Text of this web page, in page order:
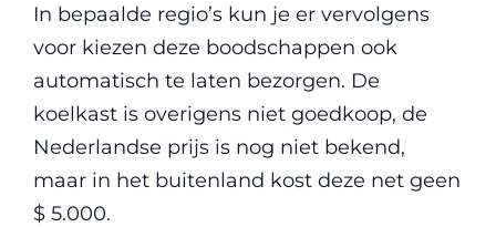
In bepaalde regio’s kun je er vervolgens
voor kiezen deze boodschappen ook
automatisch te laten bezorgen. De
koelkast is overigens niet goedkoop, de
Nederlandse prijs is nog niet bekend,
maar in het buitenland kost deze net geen
$ 5.000.